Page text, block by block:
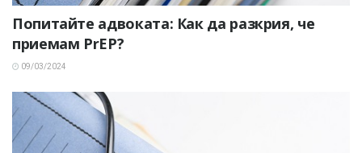
Попитайте адвоката: Как да разкрия, че
приемам PrEP?
09/03/2024